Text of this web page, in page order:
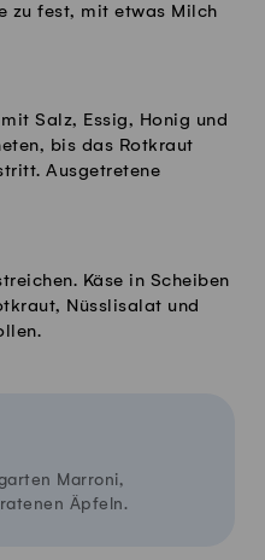
zu fest, mit etwas Milch
Salz, Essig, Honig und
bis das Rotkraut
Ausgetretene
Käse in Scheiben
Nüsslisalat und
Marroni,
Äpfeln.